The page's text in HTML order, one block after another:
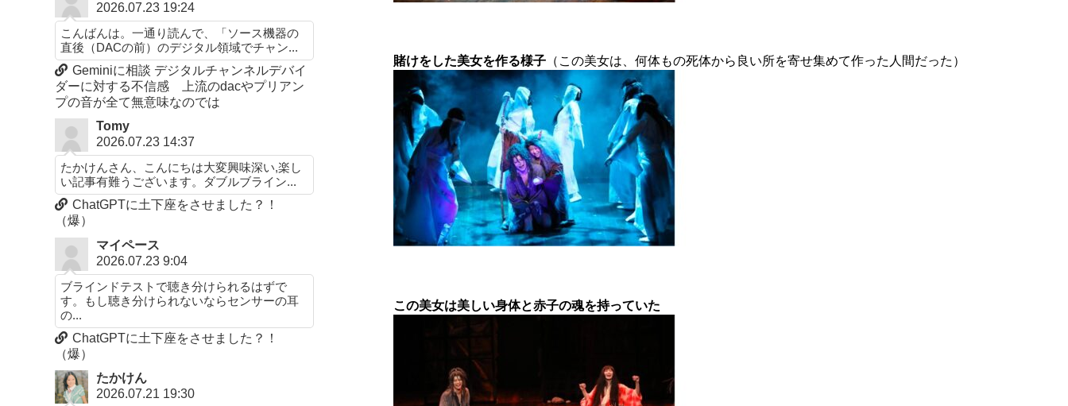
賭けをした美女を作る様子 （この美女は、何体もの死体から良い所を寄せ集めて作った人間だった）
この美女は美しい身体と赤子の魂を持っていた
2026.07.23 19:24
こんばんは。一通り読んで、「ソース機器の
直後（DACの前）のデジタル領域でチャン...
Geminiに相談 デジタルチャンネルデバイ
ダーに対する不信感 上流のdacやプリアン
プの音が全て無意味なのでは
Tomy
2026.07.23 14:37
たかけんさん、こんにちは大変興味深い,楽し
い記事有難うございます。ダブルブライン...
ChatGPTに土下座をさせました？！
（爆）
マイペース
2026.07.23 9:04
ブラインドテストで聴き分けられるはずで
す。もし聴き分けられないならセンサーの耳
の...
ChatGPTに土下座をさせました？！
（爆）
たかけん
2026.07.21 19:30